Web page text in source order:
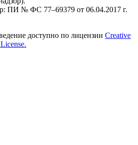
ПИ № ФС 77–69379 от 06.04.2017 г.
доступно по лицензии Creative